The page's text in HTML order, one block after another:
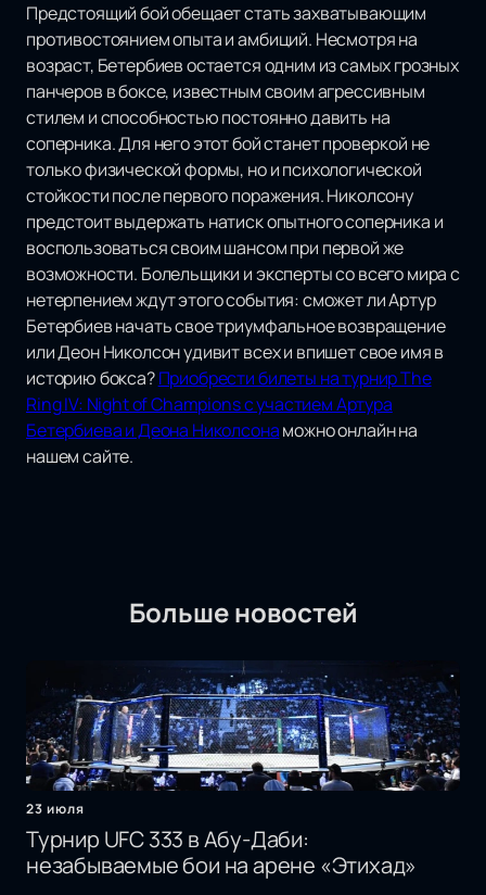
Предстоящий бой обещает стать захватывающим
противостоянием опыта и амбиций. Несмотря на
возраст, Бетербиев остается одним из самых грозных
панчеров в боксе, известным своим агрессивным
стилем и способностью постоянно давить на
соперника. Для него этот бой станет проверкой не
только физической формы, но и психологической
стойкости после первого поражения. Николсону
предстоит выдержать натиск опытного соперника и
воспользоваться своим шансом при первой же
возможности. Болельщики и эксперты со всего мира с
нетерпением ждут этого события: сможет ли Артур
Бетербиев начать свое триумфальное возвращение
или Деон Николсон удивит всех и впишет свое имя в
историю бокса?Приобрести билеты на турнир The
Ring IV: Night of Champions с участием Артура
Бетербиева и Деона Николсонаможно онлайн на
нашем сайте.
Больше новостей
23 июля
Турнир UFC 333 в Абу-Даби:
незабываемые бои на арене «Этихад»